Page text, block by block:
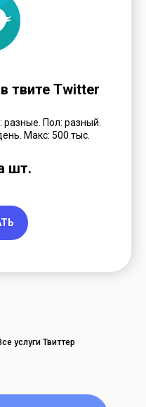
твите Twitter
разные. Пол: разный.
Макс: 500 тыс.
шт.
услуги Твиттер